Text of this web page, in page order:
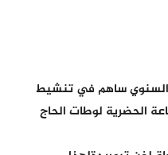
السنوي ساهم في تنشيط
الحضرية لوطات الحاج